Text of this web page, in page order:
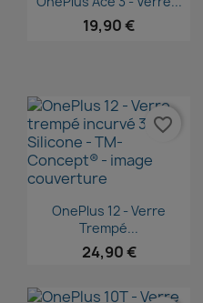
19,90 €
Aperçu rapide
OnePlus 12 - Verre
Trempé...
24,90 €
favorite_border